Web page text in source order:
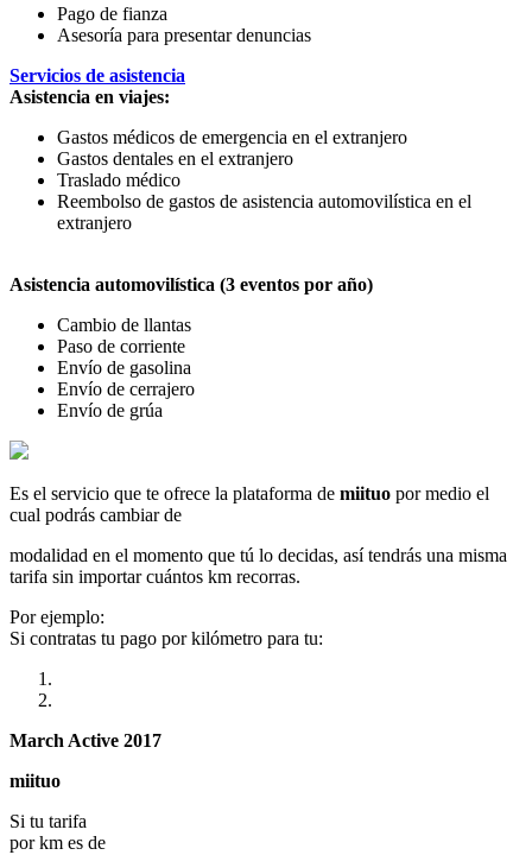
Pago de fianza
Asesoría para presentar denuncias
Servicios de asistencia
Asistencia en viajes:
Gastos médicos de emergencia en el extranjero
Gastos dentales en el extranjero
Traslado médico
Reembolso de gastos de asistencia automovilística en el
extranjero
Asistencia automovilística (3 eventos por año)
Cambio de llantas
Paso de corriente
Envío de gasolina
Envío de cerrajero
Envío de grúa
Es el servicio que te ofrece la plataforma de miituo por medio el
cual podrás cambiar de
modalidad en el momento que tú lo decidas, así tendrás una misma
tarifa sin importar cuántos km recorras.
Por ejemplo:
Si contratas tu pago por kilómetro para tu:
March Active 2017
miituo
Si tu tarifa
por km es de